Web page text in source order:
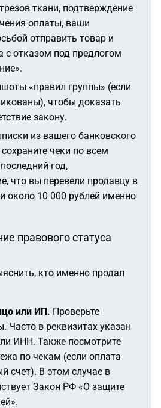
ткани, подтверждение
оплаты, ваши
отправить товар и
с отказом под предлогом
«правил группы» (если
чтобы доказать
закону.
из вашего банковского
чеки по всем
год,
что вы перевели продавцу в
около 10 000 рублей именно
правового статуса
кто именно продал
или ИП. Проверьте
Часто в реквизитах указан
ИНН. Также посмотрите
по чекам (если оплата
счет). В этом случае в
Закон РФ «О защите